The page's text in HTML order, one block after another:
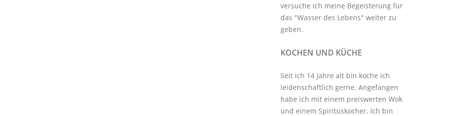
versuche ich meine Begeisterung für
das "Wasser des Lebens" weiter zu
geben.
KOCHEN UND KÜCHE
Seit ich 14 Jahre alt bin koche ich
leidenschaftlich gerne. Angefangen
habe ich mit einem preiswerten Wok
und einem Spirituskocher. Ich bin